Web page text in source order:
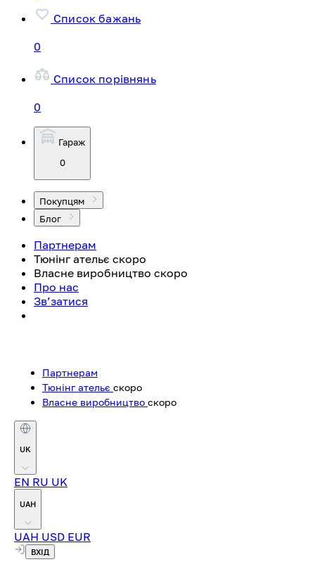
Список бажань
0
Список порівнянь
0
Гараж
0
Покупцям
Блог
Партнерам
Тюнінг ательє скоро
Власне виробництво скоро
Про нас
Зв’затися
Партнерам
Тюнінг ательє скоро
Власне виробництво скоро
UK
EN RU UK
UAH
UAH USD EUR
ВХІД